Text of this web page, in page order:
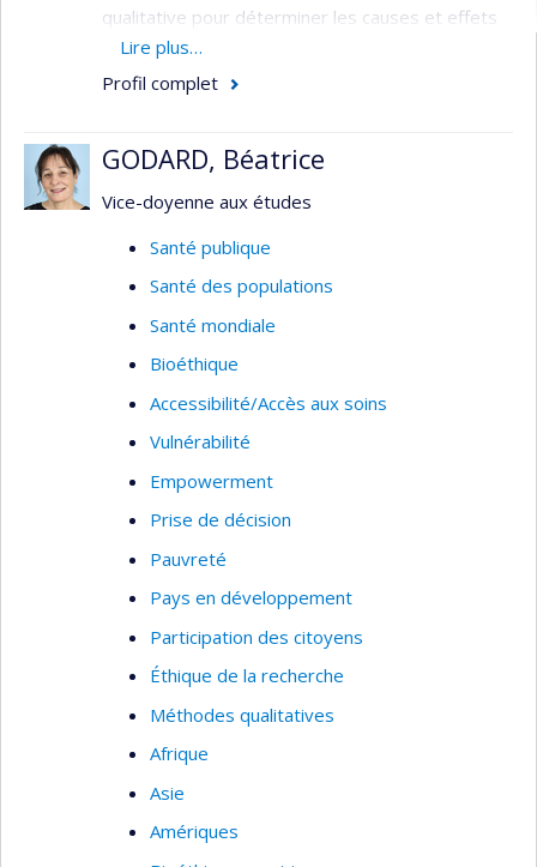
qualitative pour déterminer les causes et effets
du délai à consulter les services de santé lors de
complications obstétricales (Mali); essai contrôlé
soins obstétricaux sur la mortalité maternelle et
mesure de la satisfaction et motivation du
Déterminants de la santé; pays en
développement; évaluation et organisation des
services de santé; ressources humaines.
Lire plus…
Profil complet
GODARD, Béatrice
Vice-doyenne aux études
Santé publique
Santé des populations
Santé mondiale
Bioéthique
Accessibilité/Accès aux soins
Vulnérabilité
Empowerment
Prise de décision
Pauvreté
Pays en développement
Participation des citoyens
Éthique de la recherche
Méthodes qualitatives
Afrique
Asie
Amériques